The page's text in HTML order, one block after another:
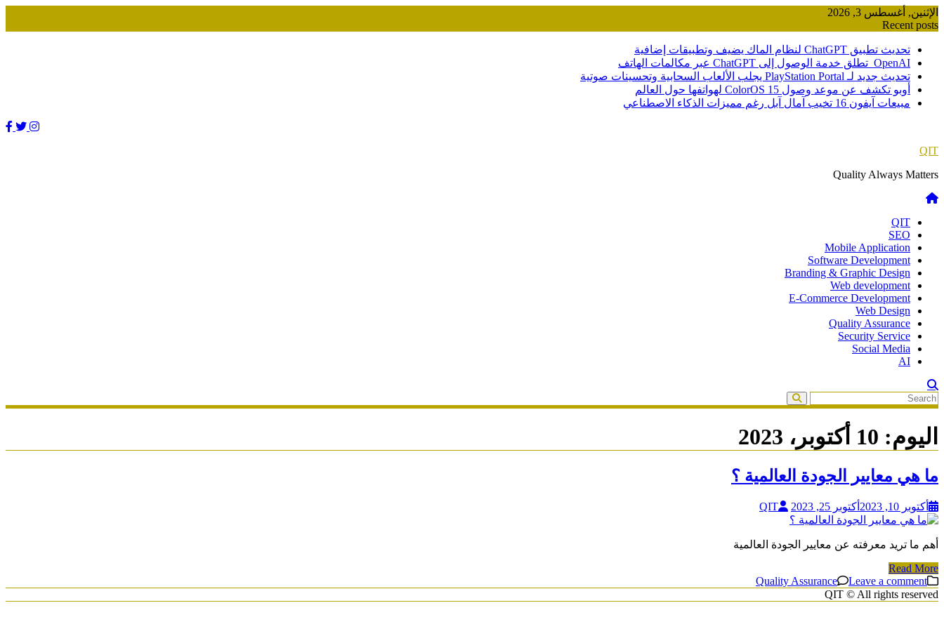
Skip
to
الإثنين, أغسطس 3, 2026
Recent posts
تحديث تطبيق ChatGPT لنظام الماك يضيف وتطبيقات إضافية
OpenAI تطلق خدمة الوصول إلى ChatGPT عبر مكالمات الهاتف
تحديث جديد لـ PlayStation Portal يجلب الألعاب السحابية وتحسينات صوتية
أوبو تكشف عن موعد وصول ColorOS 15 لهواتفها حول العالم
مبيعات آيفون 16 تخيب آمال آبل رغم مميزات الذكاء الاصطناعي
QIT
Quality Always Matters
QIT
SEO
Mobile Application
Software Development
Branding & Graphic Design
Web development
E-Commerce Development
Web Design
Quality Assurance
Security Service
Social Media
AI
اليوم: 10 أكتوبر، 2023
ما هي معايير الجودة العالمية ؟
أكتوبر 10, 2023 أكتوبر 25, 2023 QIT
أهم ما تريد معرفته عن معايير الجودة العالمية
Read More
Quality Assurance
Leave a comment
QIT © All rights reserved